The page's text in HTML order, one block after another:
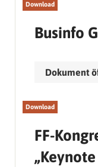
Download
Businfo
Dokument
Download
FF-